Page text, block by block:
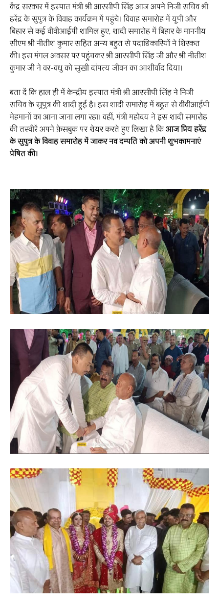
केंद्र सरकार में इस्पात मंत्री श्री आरसीपी सिंह आज अपने निजी सचिव श्री
हरेंद्र के सुपुत्र के विवाह कार्यक्रम में पहुंचे। विवाह समारोह में यूपी और
बिहार से कई वीवीआईपी शामिल हुए, शादी समारोह में बिहार के माननीय
सीएम श्री नीतीश कुमार सहित अन्य बहुत से पदाधिकारियों ने शिरकत
की। इस मंगल अवसर पर पहुंचकर श्री आरसीपी सिंह जी और श्री नीतीश
कुमार जी ने वर-वधु को सुखी दांपत्य जीवन का आशीर्वाद दिया।
बता दें कि हाल ही में केन्द्रीय इस्पात मंत्री श्री आरसीपी सिंह ने निजी
सचिव के सुपुत्र की शादी हुई है। इस शादी समारोह में बहुत से वीवीआईपी
मेहमानों का आना जाना लगा रहा। वहीं, मंत्री महोदय ने इस शादी समारोह
की तस्वीरें अपने फ़ेसबुक पर शेयर करते हुए लिखा है किआज प्रिय हरेंद्र
के सुपुत्र के विवाह समारोह में जाकर नव दम्पति को अपनी शुभकामनाएं
प्रेषित की।